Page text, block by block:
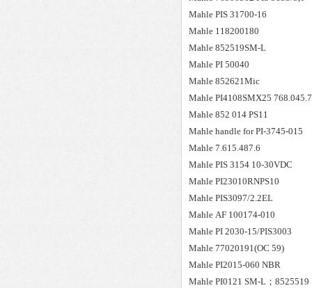
Mahle PIS 31700-16
Mahle 118200180
Mahle 852519SM-L
Mahle PI 50040
Mahle 852621Mic
Mahle PI4108SMX25 768.045.7
Mahle 852 014 PS11
Mahle handle for PI-3745-015
Mahle 7.615.487.6
Mahle PIS 3154 10-30VDC
Mahle PI23010RNPS10
Mahle PIS3097/2.2EL
Mahle AF 100174-010
Mahle PI 2030-15/PIS3003
Mahle 77020191(OC 59)
Mahle PI2015-060 NBR
Mahle PI0121 SM-L；8525519